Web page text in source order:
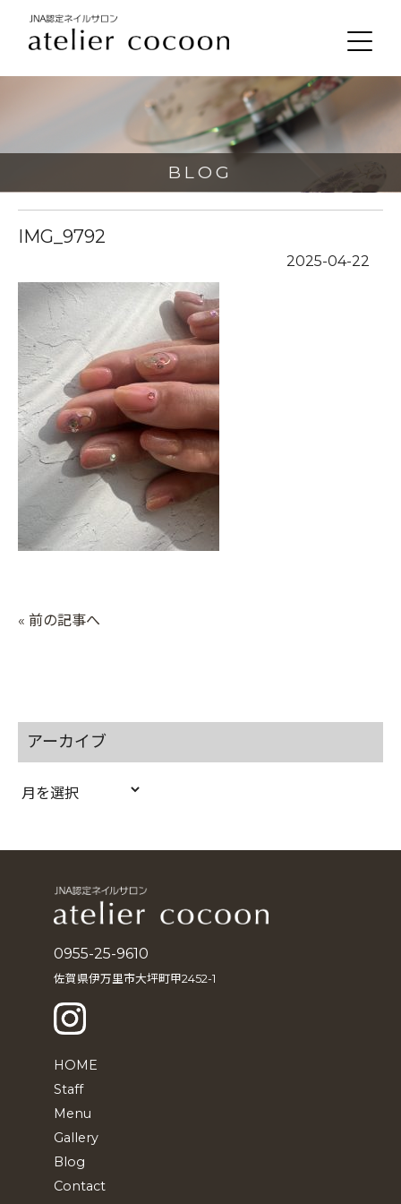
BLOG
IMG_9792
2025-04-22
« 前の記事へ
アーカイブ
ア
0955-25-9610
佐賀県伊万里市大坪町甲2452-1
HOME
Staff
Menu
Gallery
Blog
Contact